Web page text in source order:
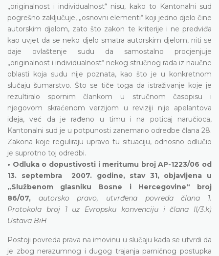
„originalnost i individualnost“ nisu, kako to Kantonalni sud
pogrešno zaključuje, „osnovni elementi“ koji jedno djelo čine
autorskim djelom, zato što zakon te kriterije i ne predviđa
kao uvjet da se neko djelo smatra autorskim djelom, niti se
daje ovlaštenje sudu da samostalno procjenjuje
„originalnost i individualnost“ nekog stručnog rada iz naučne
oblasti koja sudu nije poznata, kao što je u konkretnom
slučaju šumarstvo. Što se tiče toga da istraživanje koje je
rezultiralo spornim člankom u stručnom časopisu i
njegovom skraćenom verzijom u reviziji nije apelantova
ideja, već da je rađeno u timu i na poticaj naručioca,
Kantonalni sud je u potpunosti zanemario odredbe člana 28.
Zakona koje reguliraju upravo tu situaciju, odnosno odlučio
je suprotno toj odredbi.
• Odluka o dopustivosti i meritumu broj AP-1223/06 od
13. septembra 2007. godine, stav 31, objavljena u
„Službenom glasniku Bosne i Hercegovine“ broj
86/07, autorsko pravo, utvrđena povreda člana 1.
Protokola broj 1 uz Evropsku konvenciju i člana II/3.k)
Ustava BiH
Postoji povreda prava na imovinu u slučaju kada se utvrdi da
je zbog nerazumnog i dugog trajanja parničnog postupka